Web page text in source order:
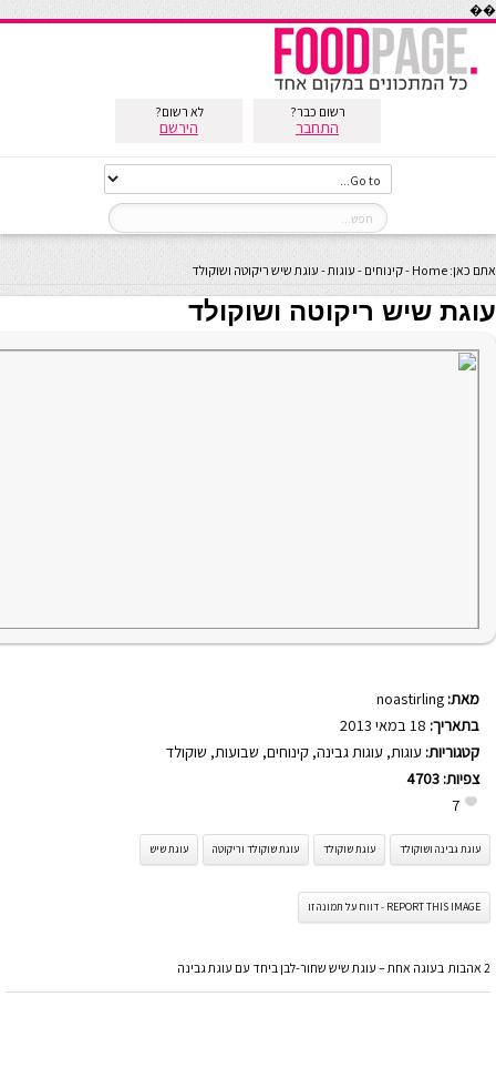
��
רשום כבר?
התחבר
לא רשום?
הירשם
אתם כאן: Home
-קינוחים - עוגות- עוגת שיש ריקוטה ושוקולד
עוגת שיש ריקוטה ושוקולד
מאת: noastirling
בתאריך:
קטגוריות: עוגות, עוגות גבינה, קינוחים, שבועות, שוקולד
צפיות: 4703
7
עוגת גבינה ושוקולד עוגת שוקולד עוגת שוקולד וריקוטה עוגת שיש
REPORT THIS IMAGE - דווח על תמונה זו
2 אהבות בעוגה אחת – עוגת שיש שחור-לבן ביחד עם עוגת גבינה